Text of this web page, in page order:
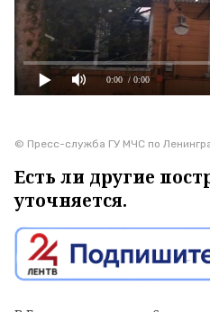
0:00 / 0:00
© Пресс-служба ГУ МЧС по
Есть ли другие
уточняется.